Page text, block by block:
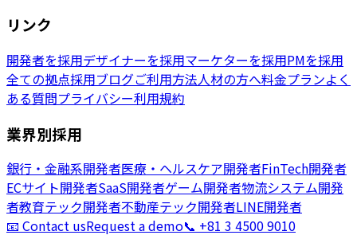
リンク
開発者を採用デザイナーを採用マーケターを採用PMを採用
全ての拠点採用ブログご利用方法人材の方へ料金プランよく
ある質問プライバシー利用規約
業界別採用
銀行・金融系開発者医療・ヘルスケア開発者FinTech開発者
ECサイト開発者SaaS開発者ゲーム開発者物流システム開発
者教育テック開発者不動産テック開発者LINE開発者
📧 Contact usRequest a demo📞 +81 3 4500 9010